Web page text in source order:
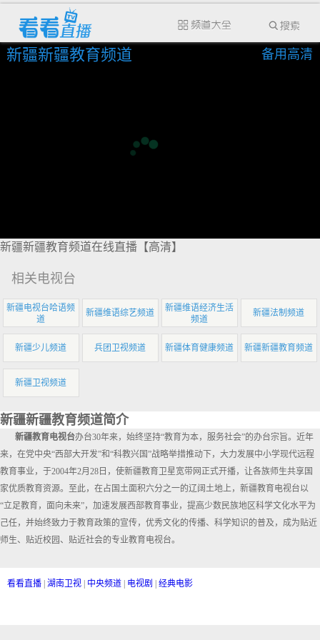
新疆新疆教育频道 备用高清
新疆新疆教育频道在线直播【高清】
相关电视台
新疆电视台哈语频
道
新疆维语综艺频道
新疆维语经济生活
频道
新疆法制频道
新疆少儿频道 兵团卫视频道 新疆体育健康频道 新疆新疆教育频道
新疆卫视频道
新疆新疆教育频道简介
新疆教育电视台办台30年来，始终坚持“教育为本，服务社会”的办台宗旨。近年
来，在党中央“西部大开发”和“科教兴国”战略举措推动下，大力发展中小学现代远程
教育事业，于2004年2月28日，使新疆教育卫星宽带网正式开播，让各族师生共享国
家优质教育资源。至此，在占国土面积六分之一的辽阔土地上，新疆教育电视台以
“立足教育，面向未来”，加速发展西部教育事业，提高少数民族地区科学文化水平为
己任，并始终致力于教育政策的宣传，优秀文化的传播、科学知识的普及，成为贴近
师生、贴近校园、贴近社会的专业教育电视台。
看看直播 湖南卫视 中央频道 电视剧 经典电影